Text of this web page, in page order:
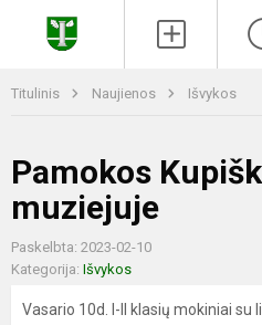
Titulinis Naujienos Išvykos
Pamokos
muziejuje
Paskelbta: 2023-02-10
Kategorija: Išvykos
Vasario 10d. I-II klasių mokiniai su